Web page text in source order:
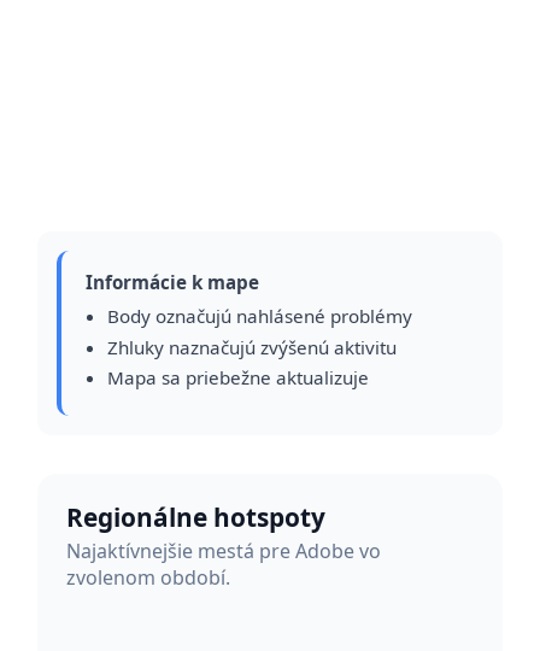
Informácie k mape
Body označujú nahlásené problémy
Zhluky naznačujú zvýšenú aktivitu
Mapa sa priebežne aktualizuje
Regionálne hotspoty
Najaktívnejšie mestá pre Adobe vo
zvolenom období.